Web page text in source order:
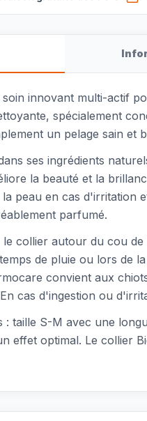
innovant multi-actif
spécialement
un pelage sain et
ses ingrédients
la beauté et la
peau en cas d'irritation
parfumé.
collier autour du cou
de pluie ou lors de
convient aux
cas d'ingestion ou
: taille S-M avec une
effet optimal. Le collier